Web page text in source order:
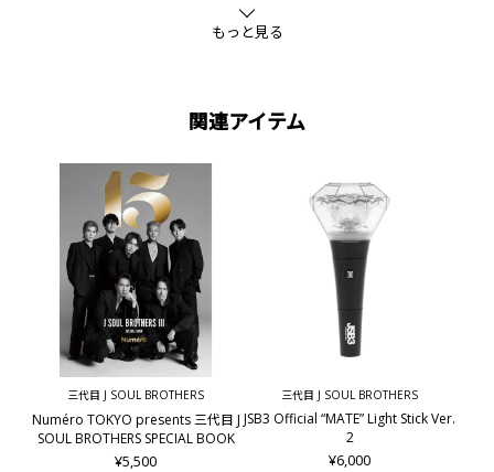
もっと見る
関連アイテム
三代目 J SOUL BROTHERS
Numéro TOKYO presents 三代目 J
SOUL BROTHERS SPECIAL BOOK
¥5,500
三代目 J SOUL BROTHERS
JSB3 Official “MATE” Light Stick Ver.
2
¥6,000